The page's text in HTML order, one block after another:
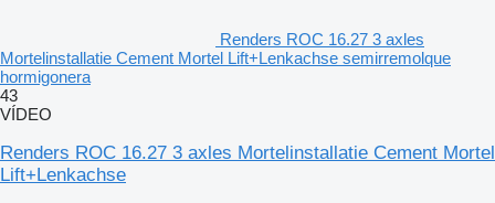
Renders ROC 16.27 3 axles
Mortelinstallatie Cement Mortel Lift+Lenkachse semirremolque
hormigonera
43
VÍDEO
Renders ROC 16.27 3 axles Mortelinstallatie Cement Mortel
Lift+Lenkachse